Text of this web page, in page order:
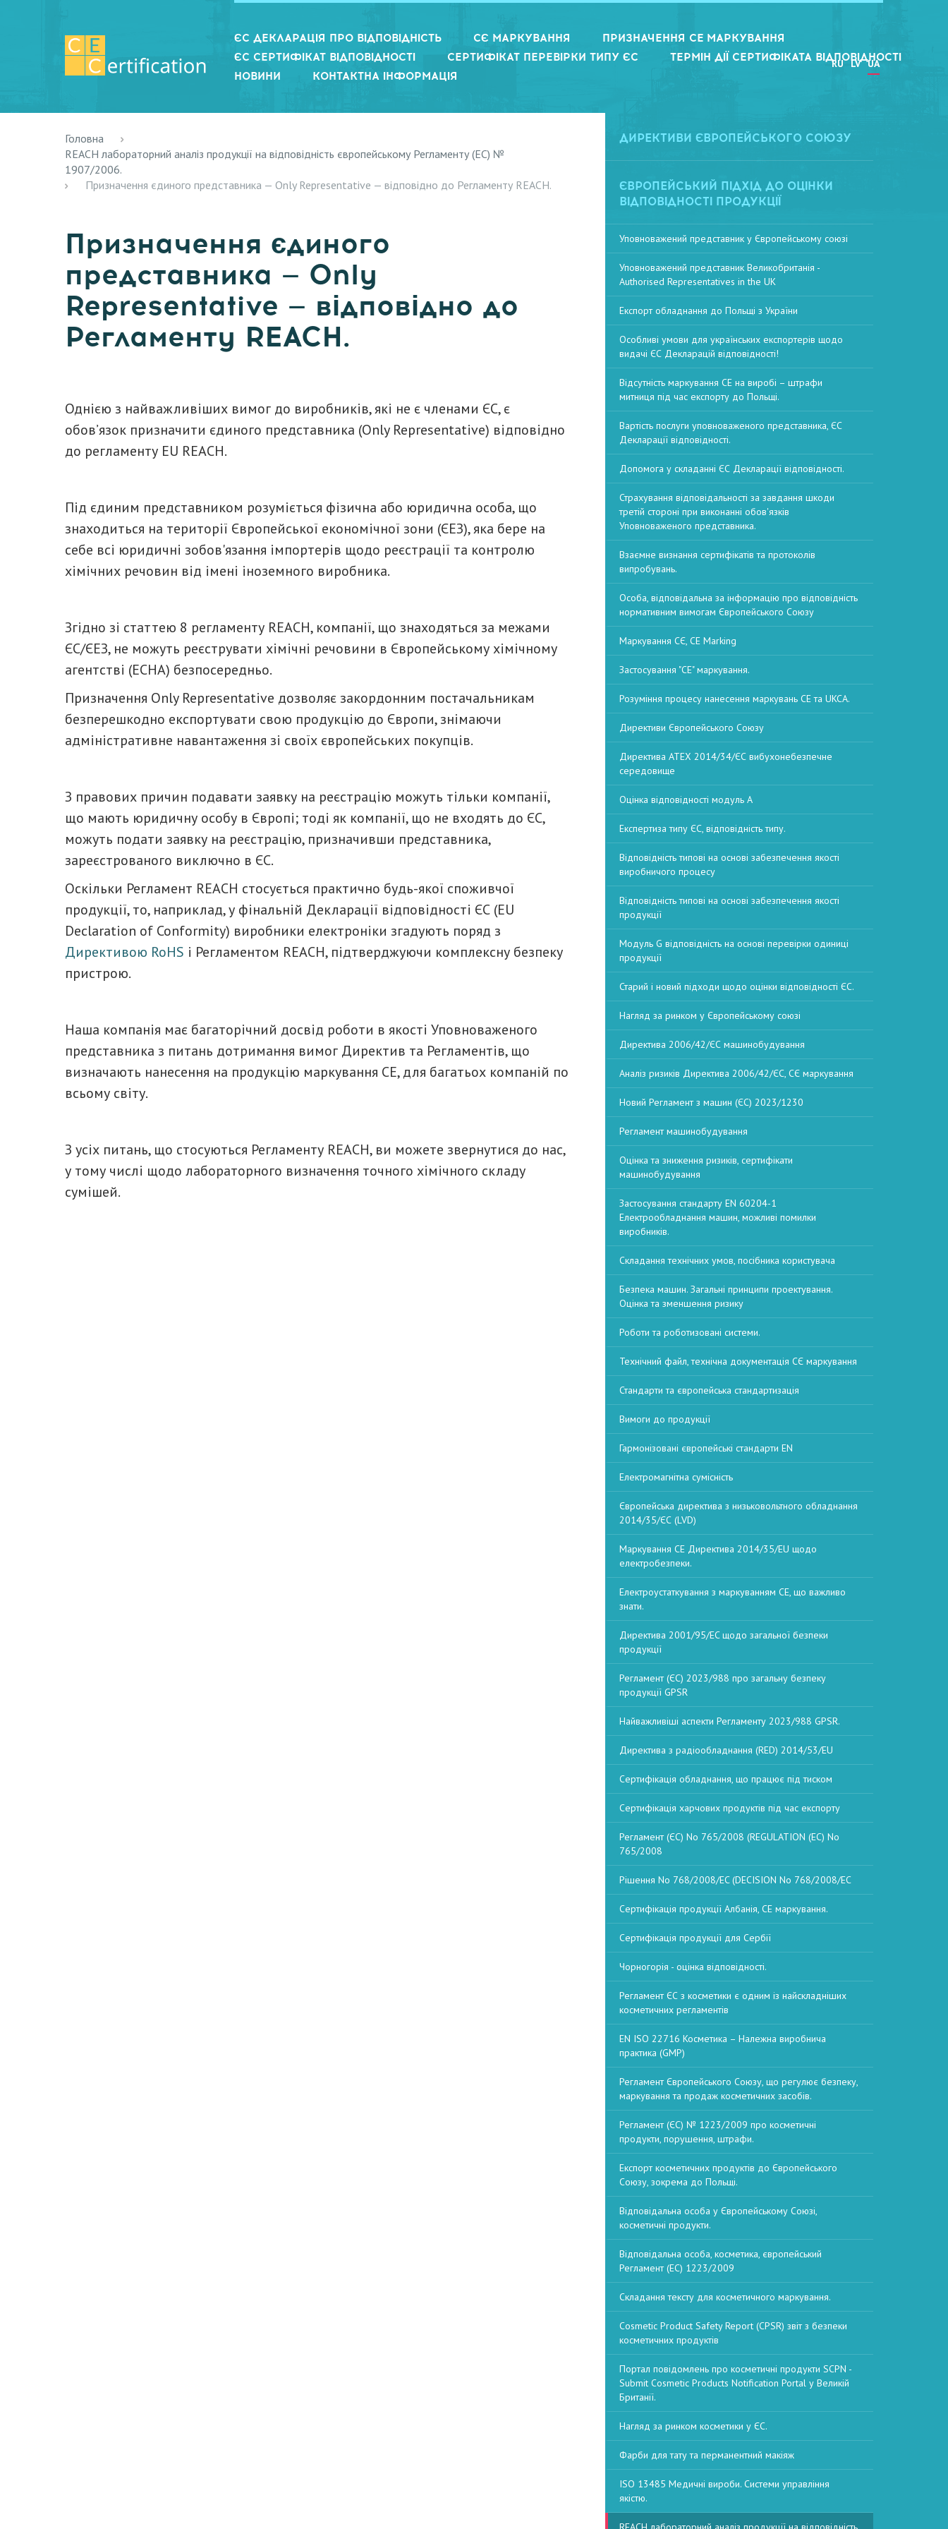
RU LV UA
ЄС ДЕКЛАРАЦІЯ ПРО ВІДПОВІДНІСТЬ СЄ МАРКУВАННЯ
ПРИЗНАЧЕННЯ CE МАРКУВАННЯ
ЄС СЕРТИФІКАТ ВІДПОВІДНОСТІ
СЕРТИФІКАТ ПЕРЕВІРКИ ТИПУ ЄС
ТЕРМІН ДІЇ СЕРТИФІКАТА ВІДПОВІДНОСТІ
НОВИНИ
КОНТАКТНА ІНФОРМАЦІЯ
Головна
REACH лабораторний аналіз продукції на відповідність європейському Регламенту (EC) №
1907/2006.
Призначення єдиного представника — Only Representative — відповідно до Регламенту REACH.
Призначення єдиного
представника — Only
Representative — відповідно до
Регламенту REACH.
Однією з найважливіших вимог до виробників, які не є членами ЄС, є
обов’язок призначити єдиного представника (Only Representative) відповідно
до регламенту EU REACH.
Під єдиним представником розуміється фізична або юридична особа, що
знаходиться на території Європейської економічної зони (ЄЕЗ), яка бере на
себе всі юридичні зобов'язання імпортерів щодо реєстрації та контролю
хімічних речовин від імені іноземного виробника.
Згідно зі статтею 8 регламенту REACH, компанії, що знаходяться за межами
ЄС/ЄЕЗ, не можуть реєструвати хімічні речовини в Європейському хімічному
агентстві (ECHA) безпосередньо.
Призначення Only Representative дозволяє закордонним постачальникам
безперешкодно експортувати свою продукцію до Європи, знімаючи
адміністративне навантаження зі своїх європейських покупців.
З правових причин подавати заявку на реєстрацію можуть тільки компанії,
що мають юридичну особу в Європі; тоді як компанії, що не входять до ЄС,
можуть подати заявку на реєстрацію, призначивши представника,
зареєстрованого виключно в ЄС.
Оскільки Регламент REACH стосується практично будь-якої споживчої
продукції, то, наприклад, у фінальній Декларації відповідності ЄС (EU
Declaration of Conformity) виробники електроніки згадують поряд з
Директивою RoHS і Регламентом REACH, підтверджуючи комплексну безпеку
пристрою.
Наша компанія має багаторічний досвід роботи в якості Уповноваженого
представника з питань дотримання вимог Директив та Регламентів, що
визначають нанесення на продукцію маркування СЕ, для багатьох компаній по
всьому світу.
З усіх питань, що стосуються Регламенту REACH, ви можете звернутися до нас,
у тому числі щодо лабораторного визначення точного хімічного складу
сумішей.
ДИРЕКТИВИ ЄВРОПЕЙСЬКОГО СОЮЗУ
ЄВРОПЕЙСЬКИЙ ПІДХІД ДО ОЦІНКИ
ВІДПОВІДНОСТІ ПРОДУКЦІЇ
Уповноважений представник у Європейському союзі
Уповноважений представник Великобританія -
Authorised Representatives in the UK
Експорт обладнання до Польщі з України
Особливі умови для українських експортерів щодо
видачі ЄС Декларацій відповідності!
Відсутність маркування CE на виробі – штрафи
митниця під час експорту до Польщі.
Вартість послуги уповноваженого представника, ЄС
Декларації відповідності.
Допомога у складанні ЄС Декларації відповідності.
Страхування відповідальності за завдання шкоди
третій стороні при виконанні обов'язків
Уповноваженого представника.
Взаємне визнання сертифікатів та протоколів
випробувань.
Особа, відповідальна за інформацію про відповідність
нормативним вимогам Європейського Союзу
Маркування СЄ, CE Marking
Застосування "CE" маркування.
Розуміння процесу нанесення маркувань CE та UKCA.
Директиви Європейського Союзу
Директива ATEX 2014/34/ЄС вибухонебезпечне
середовище
Оцінка відповідності модуль А
Експертиза типу ЄС, відповідність типу.
Відповідність типові на основі забезпечення якості
виробничого процесу
Відповідність типові на основі забезпечення якості
продукції
Модуль G відповідність на основі перевірки одиниці
продукції
Старий і новий підходи щодо оцінки відповідності ЄС.
Нагляд за ринком у Європейському союзі
Директива 2006/42/ЄС машинобудування
Аналіз ризиків Директива 2006/42/ЄС, СЄ маркування
Новий Регламент з машин (ЄС) 2023/1230
Регламент машинобудування
Оцінка та зниження ризиків, сертифікати
машинобудування
Застосування стандарту EN 60204-1
Електрообладнання машин, можливі помилки
виробників.
Складання технічних умов, посібника користувача
Безпека машин. Загальні принципи проектування.
Оцінка та зменшення ризику
Роботи та роботизовані системи.
Технічний файл, технічна документація СЄ маркування
Стандарти та європейська стандартизація
Вимоги до продукції
Гармонізовані європейські стандарти EN
Електромагнітна сумісність
Європейська директива з низьковольтного обладнання
2014/35/ЄС (LVD)
Маркування CE Директива 2014/35/EU щодо
електробезпеки.
Електроустаткування з маркуванням CE, що важливо
знати.
Директива 2001/95/EC щодо загальної безпеки
продукції
Регламент (ЄС) 2023/988 про загальну безпеку
продукції GPSR
Найважливіші аспекти Регламенту 2023/988 GPSR.
Директива з радіообладнання (RED) 2014/53/EU
Сертифікація обладнання, що працює під тиском
Сертифікація харчових продуктів під час експорту
Регламент (ЄС) No 765/2008 (REGULATION (EC) No
765/2008
Рішення No 768/2008/EC (DECISION No 768/2008/EC
Сертифікація продукції Албанія, СЕ маркування.
Сертифікація продукції для Сербії
Чорногорія - оцінка відповідності.
Регламент ЄС з косметики є одним із найскладніших
косметичних регламентів
EN ISO 22716 Косметика – Належна виробнича
практика (GMP)
Регламент Європейського Союзу, що регулює безпеку,
маркування та продаж косметичних засобів.
Регламент (ЄС) № 1223/2009 про косметичні
продукти, порушення, штрафи.
Експорт косметичних продуктів до Європейського
Союзу, зокрема до Польщі.
Відповідальна особа у Європейському Союзі,
косметичні продукти.
Відповідальна особа, косметика, європейський
Регламент (EC) 1223/2009
Складання тексту для косметичного маркування.
Cosmetic Product Safety Report (CPSR) звіт з безпеки
косметичних продуктів
Портал повідомлень про косметичні продукти SCPN -
Submit Cosmetic Products Notification Portal у Великій
Британії.
Нагляд за ринком косметики у ЄС.
Фарби для тату та перманентний макіяж
ISO 13485 Медичні вироби. Системи управління
якістю.